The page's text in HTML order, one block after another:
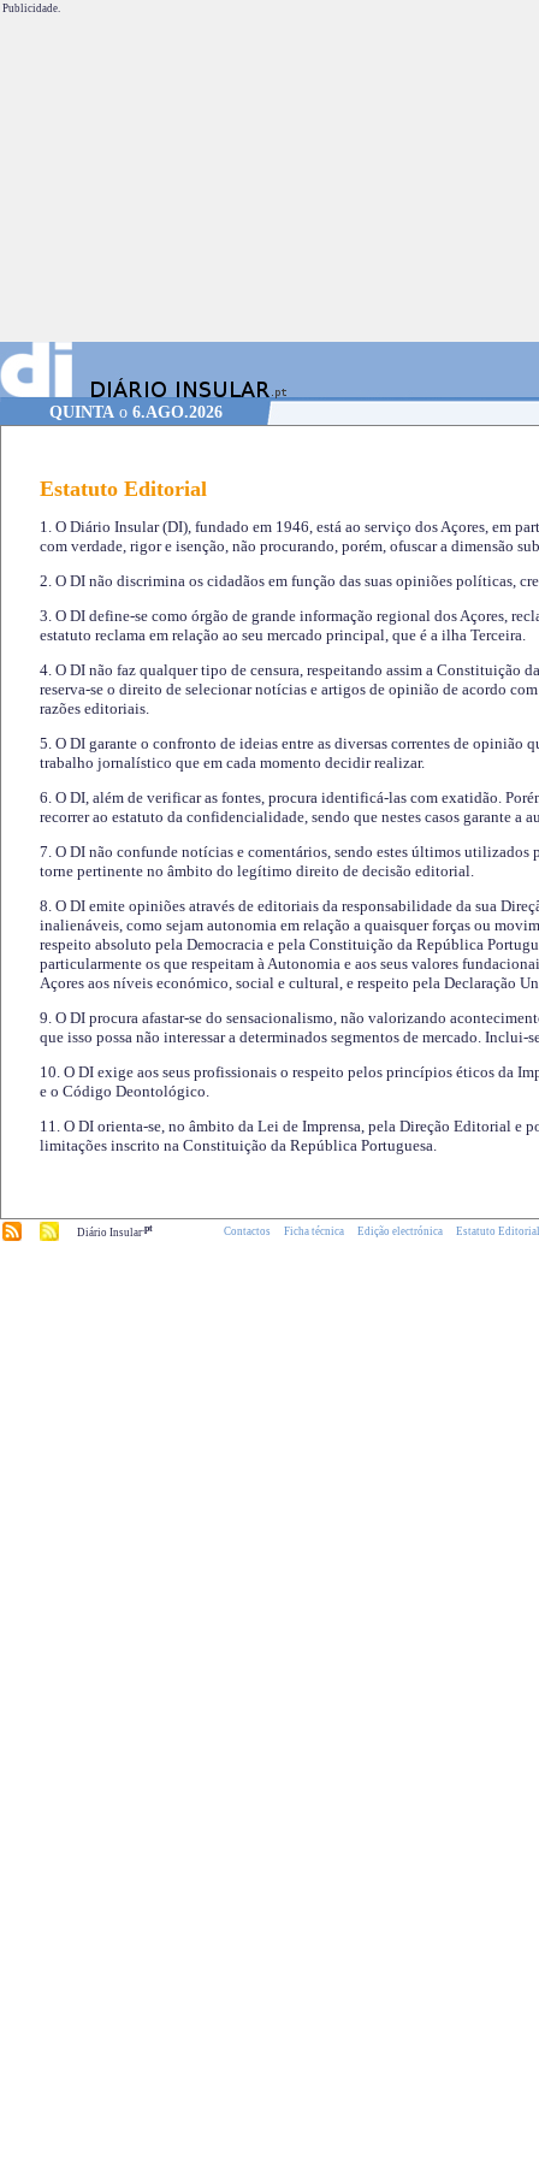
Publicidade.
QUINTAo 6.AGO.2026
Estatuto Editorial
1. O Diário Insular (DI), fundado em 1946, está ao serviço dos Açores, em
com verdade, rigor e isenção, não procurando, porém, ofuscar a dimensão
2. O DI não discrimina os cidadãos em função das suas opiniões políticas,
3. O DI define-se como órgão de grande informação regional dos Açores,
estatuto reclama em relação ao seu mercado principal, que é a ilha Terceira.
4. O DI não faz qualquer tipo de censura, respeitando assim a Constituição
reserva-se o direito de selecionar notícias e artigos de opinião de acordo
razões editoriais.
5. O DI garante o confronto de ideias entre as diversas correntes de opinião
trabalho jornalístico que em cada momento decidir realizar.
6. O DI, além de verificar as fontes, procura identificá-las com exatidão.
recorrer ao estatuto da confidencialidade, sendo que nestes casos garante a
7. O DI não confunde notícias e comentários, sendo estes últimos utilizados
torne pertinente no âmbito do legítimo direito de decisão editorial.
8. O DI emite opiniões através de editoriais da responsabilidade da sua
inalienáveis, como sejam autonomia em relação a quaisquer forças ou
respeito absoluto pela Democracia e pela Constituição da República
particularmente os que respeitam à Autonomia e aos seus valores
Açores aos níveis económico, social e cultural, e respeito pela Declaração
9. O DI procura afastar-se do sensacionalismo, não valorizando
que isso possa não interessar a determinados segmentos de mercado.
10. O DI exige aos seus profissionais o respeito pelos princípios éticos da
e o Código Deontológico.
11. O DI orienta-se, no âmbito da Lei de Imprensa, pela Direção Editorial e
limitações inscrito na Constituição da República Portuguesa.
Diário Insular.pt Contactos Ficha técnica Edição electrónica Estatuto Editorial